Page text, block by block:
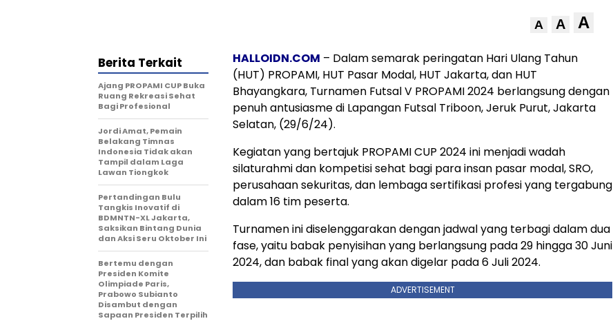
A A A
HALLOIDN.COM – Dalam semarak peringatan Hari Ulang Tahun
(HUT) PROPAMI, HUT Pasar Modal, HUT Jakarta, dan HUT
Bhayangkara, Turnamen Futsal V PROPAMI 2024 berlangsung dengan
penuh antusiasme di Lapangan Futsal Triboon, Jeruk Purut, Jakarta
Selatan, (29/6/24).
Kegiatan yang bertajuk PROPAMI CUP 2024 ini menjadi wadah
silaturahmi dan kompetisi sehat bagi para insan pasar modal, SRO,
perusahaan sekuritas, dan lembaga sertifikasi profesi yang tergabung
dalam 16 tim peserta.
Turnamen ini diselenggarakan dengan jadwal yang terbagi dalam dua
fase, yaitu babak penyisihan yang berlangsung pada 29 hingga 30 Juni
2024, dan babak final yang akan digelar pada 6 Juli 2024.
ADVERTISEMENT
Berita Terkait
Ajang PROPAMI CUP Buka
Ruang Rekreasi Sehat
Bagi Profesional
Jordi Amat, Pemain
Belakang Timnas
Indonesia Tidak akan
Tampil dalam Laga
Lawan Tiongkok
Pertandingan Bulu
Tangkis Inovatif di
BDMNTN-XL Jakarta,
Saksikan Bintang Dunia
dan Aksi Seru Oktober Ini
Bertemu dengan
Presiden Komite
Olimpiade Paris,
Prabowo Subianto
Disambut dengan
Sapaan Presiden Terpilih